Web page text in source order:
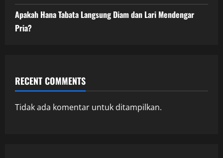
Apakah Hana Tabata Langsung Diam dan Lari Mendengar
Pria?
RECENT COMMENTS
Tidak ada komentar untuk ditampilkan.